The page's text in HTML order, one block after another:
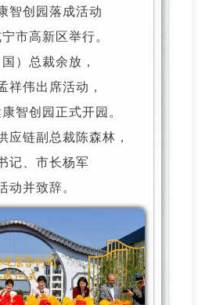
智创园落成活动
市高新区举行。
）总裁余放，
祥伟出席活动，
智创园正式开园。
应链副总裁陈森林，
记、市长杨军
动并致辞。